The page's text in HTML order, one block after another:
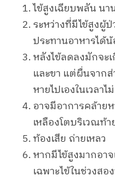
ไข้สูงเฉียบพลัน นา
ระหว่างที่มีไข้สูงผู้
ประทานอาหารได้
หลังไข้ลดลงมักจะ
และขา แต่ผื่นจาก
หายไปเองในเวลา
อาจมีอาการคล้าย
เหลืองโตบริเวณท้
ท้องเสีย ถ่ายเหลว
หากมีไข้สูงมากอา
เฉพาะไข้ในช่วงสอ